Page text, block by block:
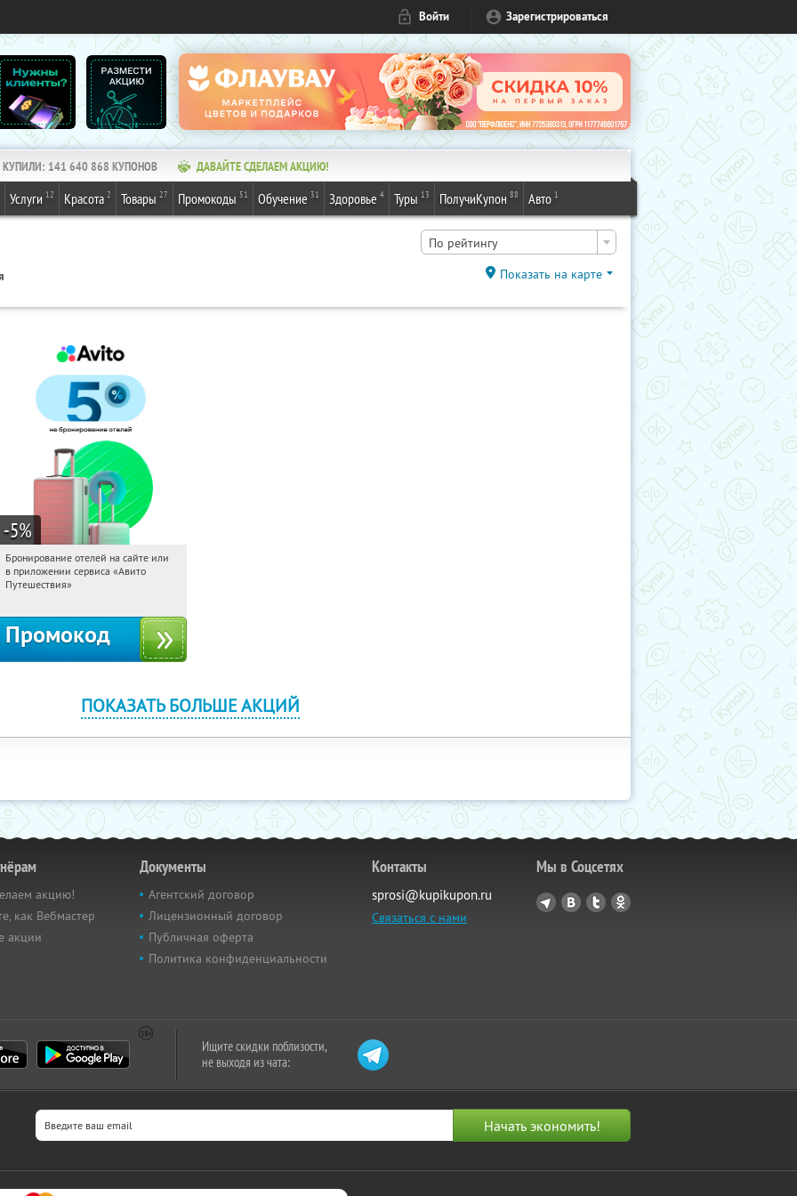
Войти Зарегистрироваться
КУПИЛИ: 141 640 868 КУПОНОВ ДАВАЙТЕ СДЕЛАЕМ АКЦИЮ!
Услуги 12 Красота 2 Товары 27 Промокоды 51 Обучение 31 Здоровье 4 Туры 13 ПолучиКупон 88 Авто 1
По рейтингу
Показать на карте
-5%
10:54:26
Получи первым!
Россия
Бронирование отелей на сайте или
в приложении сервиса «Авито
Путешествия»
Промокод
ПОКАЗАТЬ БОЛЬШЕ АКЦИЙ
акцию!
как Вебмастер
акции
Документы
Агентский договор
Лицензионный договор
Публичная оферта
Политика конфиденциальности
Контакты
sprosi@kupikupon.ru
Связаться с нами
Мы в Соцсетях
Ищите скидки поблизости,
не выходя из чата: